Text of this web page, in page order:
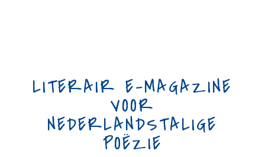
LITERAIR E-MAGAZINE
VOOR
NEDERLANDSTALIGE
POËZIE